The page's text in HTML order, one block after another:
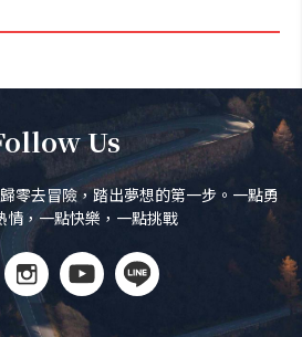
Us
零去冒險，踏出夢想的第一步。一點勇
情，一點快樂，一點挑戰